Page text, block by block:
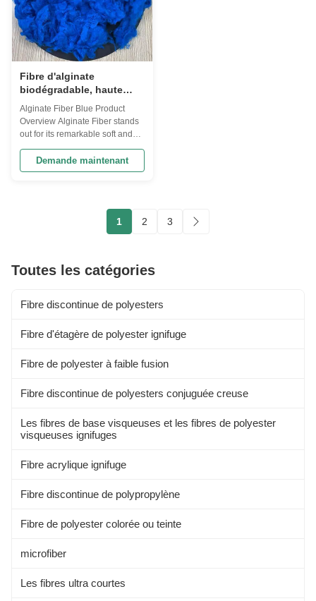
Fibre d'alginate
biodégradable, haute
absorption, texture
douce
Alginate Fiber Blue Product
Overview Alginate Fiber stands
out for its remarkable soft and
comfort for sensitive skin. This
hypoallergenic material
performance, featuring excellent
biodegradability and moisture
Demande maintenant
1 2 3
Toutes les catégories
Fibre discontinue de polyesters
Fibre d'étagère de polyester ignifuge
Fibre de polyester à faible fusion
Fibre discontinue de polyesters conjuguée creuse
Les fibres de base visqueuses et les fibres de polyester
visqueuses ignifuges
Fibre acrylique ignifuge
Fibre discontinue de polypropylène
Fibre de polyester colorée ou teinte
microfiber
Les fibres ultra courtes